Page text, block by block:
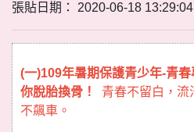
張貼日期： 2020-06-18
(一)109年暑期保護青少年-青
你脫胎換骨！
青春不留白，流
不飆車。